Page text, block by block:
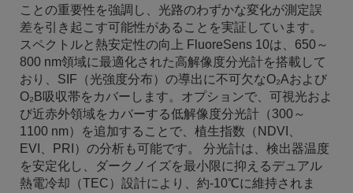
ことの重要性を強調し、光路のわずかな変化が測定誤
差を引き起こす可能性があることを実証しています。
スペクトルと熱安定性の向上 FluoreSens 10は、650～
800 nm領域に最適化された高解像度分光計を搭載して
おり、SIF（光強度分布）の導出に不可欠なO₂Aおよび
O₂B吸収帯をカバーします。オプションで、可視光およ
び近赤外領域をカバーする低解像度分光計（300～
1100 nm）を追加することで、植生指数（NDVI、
EVI、PRI）の分析も可能です。 分光計は、検出器温度
を安定化し、ダークノイズを最小限に抑えるデュアル
熱電冷却（TEC）設計により、約-10℃に維持されま